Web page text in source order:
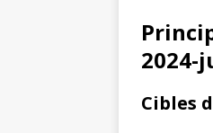
2024-
Cibles